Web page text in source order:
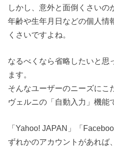
しかし、意外と面倒くさいの
年齢や生年月日などの個人情
くさいですよね。
なるべくなら省略したいと思
ます。
そんなユーザーのニーズにこ
ヴェルニの「自動入力」機能
「Yahoo! JAPAN」「
ずれかのアカウントがあれば